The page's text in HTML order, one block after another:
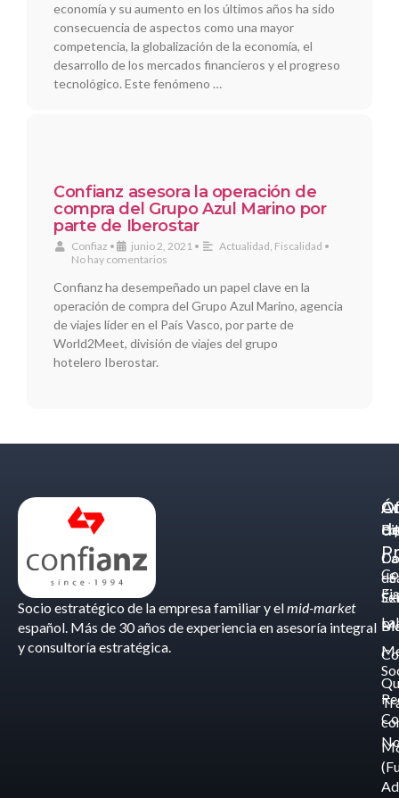
economía y su aumento en los últimos años ha sido
consecuencia de aspectos como una mayor
competencia, la globalización de la economía, el
desarrollo de los mercados financieros y el progreso
tecnológico. Este fenómeno …
Confianz asesora la operación de
compra del Grupo Azul Marino por
parte de Iberostar
Confiaz • junio 2, 2021 • Actualidad, Fiscalidad •
No hay comentarios
Confianz ha desempeñado un papel clave en la
operación de compra del Grupo Azul Marino, agencia
de viajes líder en el País Vasco, por parte de
World2Meet, división de viajes del grupo
hotelero Iberostar.
Socio estratégico de la empresa familiar y elmid-market
español. Más de 30 años de experiencia en asesoría integral
y consultoría estratégica.
de
-